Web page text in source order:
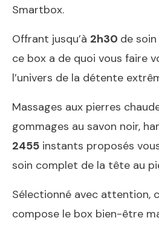
Smartbox.
Offrant jusqu’à 2h30 de
ce box a de quoi vous faire
l’univers de la détente
Massages aux pierres
gommages au savon noir,
2455 instants proposés
soin complet de la tête au
Sélectionné avec attention,
compose le box bien-être